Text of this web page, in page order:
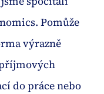
Pomůže
výrazně
do práce nebo